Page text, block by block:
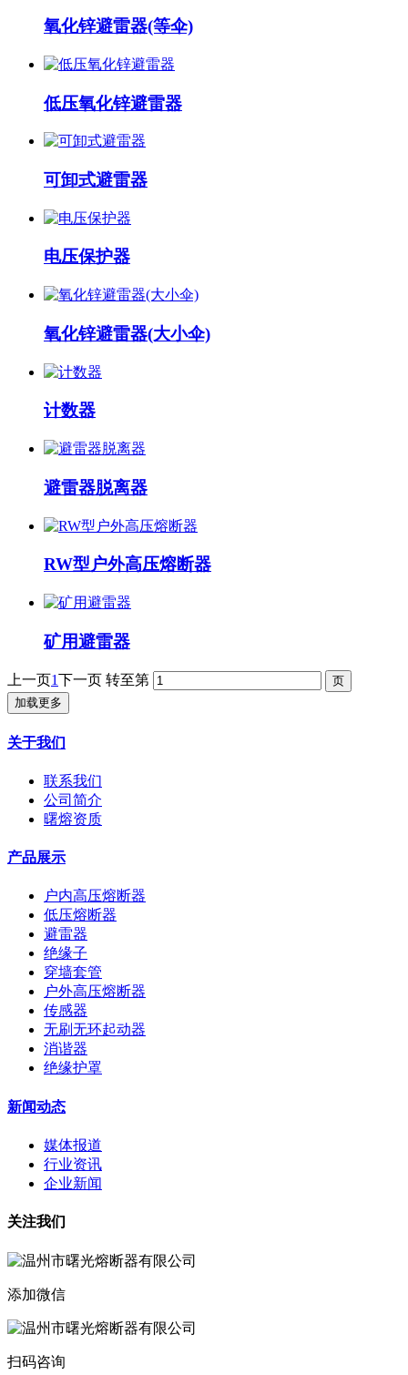
氧化锌避雷器(等伞)
低压氧化锌避雷器
可卸式避雷器
电压保护器
氧化锌避雷器(大小伞)
计数器
避雷器脱离器
RW型户外高压熔断器
矿用避雷器
上一页1下一页 转至第
加载更多
关于我们
联系我们
公司简介
曙熔资质
产品展示
户内高压熔断器
低压熔断器
避雷器
绝缘子
穿墙套管
户外高压熔断器
传感器
无刷无环起动器
消谐器
绝缘护罩
新闻动态
媒体报道
行业资讯
企业新闻
关注我们
添加微信
扫码咨询